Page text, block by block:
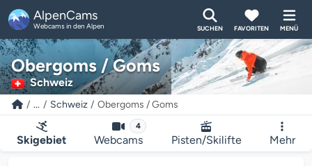
AlpenCams
Webcams in den Alpen SUCHEN FAVORITEN MENÜ
Obergoms / Goms
Schweiz
... Schweiz Obergoms / Goms
Skigebiet
4
Webcams Pisten/Skilifte Mehr